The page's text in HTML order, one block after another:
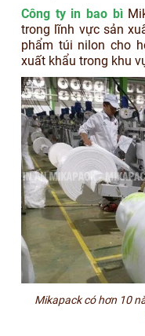
Công ty in bao bì
trong lĩnh vực sản
phẩm túi nilon cho
xuất khẩu trong khu
Mikapack có hơn 10